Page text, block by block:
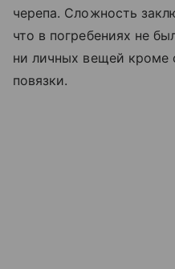
черепа. Сложность
что в погребениях не
ни личных вещей кроме
повязки.